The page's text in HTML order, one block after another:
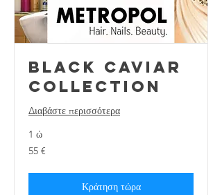
Black Caviar
Collection
Διαβάστε περισσότερα
1 ώ
55
ευρώ
55 €
Κράτηση τώρα